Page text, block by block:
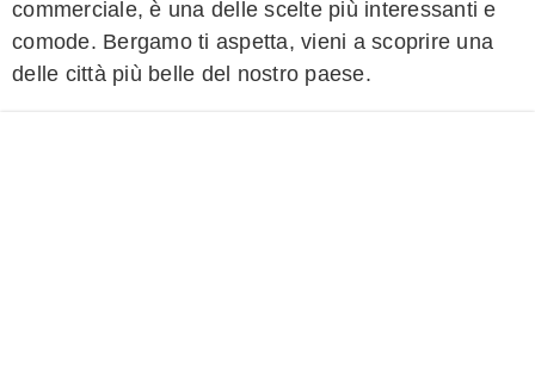
commerciale, è una delle scelte più interessanti e
comode. Bergamo ti aspetta, vieni a scoprire una
delle città più belle del nostro paese.